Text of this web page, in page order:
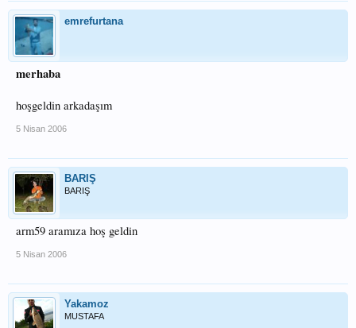
emrefurtana
merhaba
hoşgeldin arkadaşım
5 Nisan 2006
BARIŞ
BARIŞ
arm59 aramıza hoş geldin
5 Nisan 2006
Yakamoz
MUSTAFA